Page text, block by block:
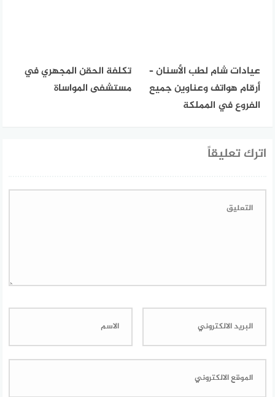
عيادات شام لطب الأسنان –
أرقام هواتف وعناوين جميع
الفروع في المملكة
تكلفة الحقن المجهري في
مستشفى المواساة
اترك تعليقاً